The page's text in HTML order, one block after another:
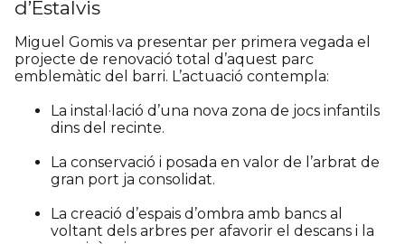
d’Estalvis
Miguel Gomis va presentar per primera vegada el
projecte de renovació total d’aquest parc
emblemàtic del barri. L’actuació contempla:
La instal·lació d’una nova zona de jocs infantils
dins del recinte.
La conservació i posada en valor de l’arbrat de
gran port ja consolidat.
La creació d’espais d’ombra amb bancs al
voltant dels arbres per afavorir el descans i la